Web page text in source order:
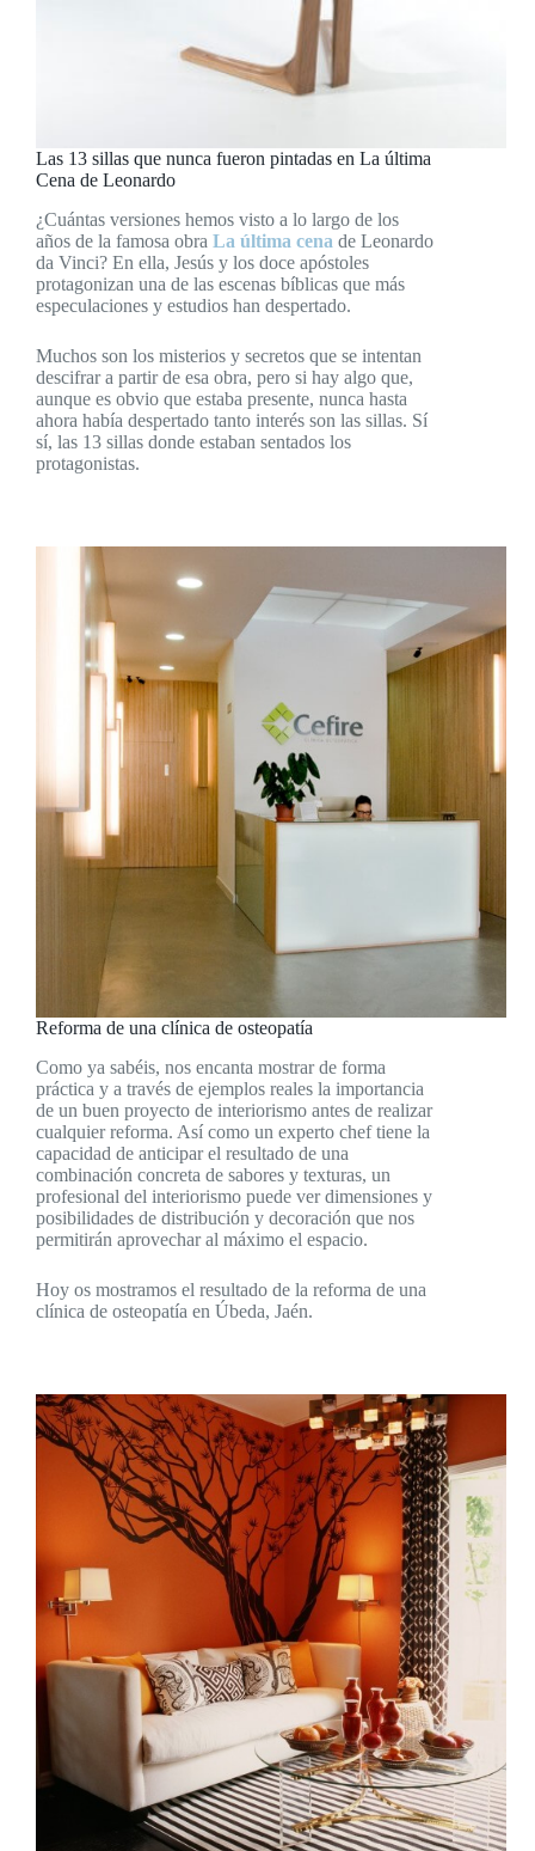
Las 13 sillas que nunca fueron pintadas en La última
Cena de Leonardo
¿Cuántas versiones hemos visto a lo largo de los
años de la famosa obra La última cena de Leonardo
da Vinci? En ella, Jesús y los doce apóstoles
protagonizan una de las escenas bíblicas que más
especulaciones y estudios han despertado.
Muchos son los misterios y secretos que se intentan
descifrar a partir de esa obra, pero si hay algo que,
aunque es obvio que estaba presente, nunca hasta
ahora había despertado tanto interés son las sillas. Sí
sí, las 13 sillas donde estaban sentados los
protagonistas.
Reforma de una clínica de osteopatía
Como ya sabéis, nos encanta mostrar de forma
práctica y a través de ejemplos reales la importancia
de un buen proyecto de interiorismo antes de realizar
cualquier reforma. Así como un experto chef tiene la
capacidad de anticipar el resultado de una
combinación concreta de sabores y texturas, un
profesional del interiorismo puede ver dimensiones y
posibilidades de distribución y decoración que nos
permitirán aprovechar al máximo el espacio.
Hoy os mostramos el resultado de la reforma de una
clínica de osteopatía en Úbeda, Jaén.